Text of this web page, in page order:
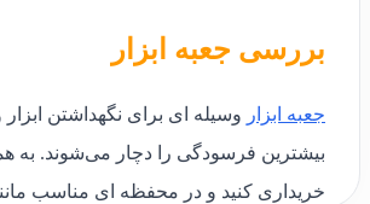
بررسی جعبه ابزار
جعبه ابزار وسیله ای برای نگهداشتن
بیشترین فرسودگی را دچار می‌شوند. به
خریداری کنید و در محفظه ای مناسب